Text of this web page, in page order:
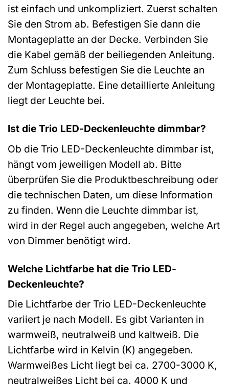
ist einfach und unkompliziert. Zuerst schalten
Sie den Strom ab. Befestigen Sie dann die
Montageplatte an der Decke. Verbinden Sie
die Kabel gemäß der beiliegenden Anleitung.
Zum Schluss befestigen Sie die Leuchte an
der Montageplatte. Eine detaillierte Anleitung
liegt der Leuchte bei.
Ist die Trio LED-Deckenleuchte dimmbar?
Ob die Trio LED-Deckenleuchte dimmbar ist,
hängt vom jeweiligen Modell ab. Bitte
überprüfen Sie die Produktbeschreibung oder
die technischen Daten, um diese Information
zu finden. Wenn die Leuchte dimmbar ist,
wird in der Regel auch angegeben, welche Art
von Dimmer benötigt wird.
Welche Lichtfarbe hat die Trio LED-
Deckenleuchte?
Die Lichtfarbe der Trio LED-Deckenleuchte
variiert je nach Modell. Es gibt Varianten in
warmweiß, neutralweiß und kaltweiß. Die
Lichtfarbe wird in Kelvin (K) angegeben.
Warmweißes Licht liegt bei ca. 2700-3000 K,
neutralweißes Licht bei ca. 4000 K und